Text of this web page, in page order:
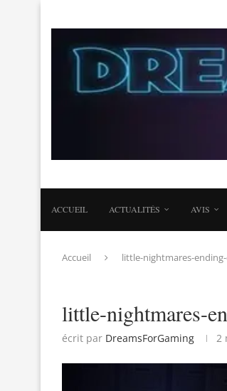
ACCUEIL ACTUALITÉS AVIS
Accueil little-nightmares-
little-nightmares-
écrit par DreamsForGaming 2